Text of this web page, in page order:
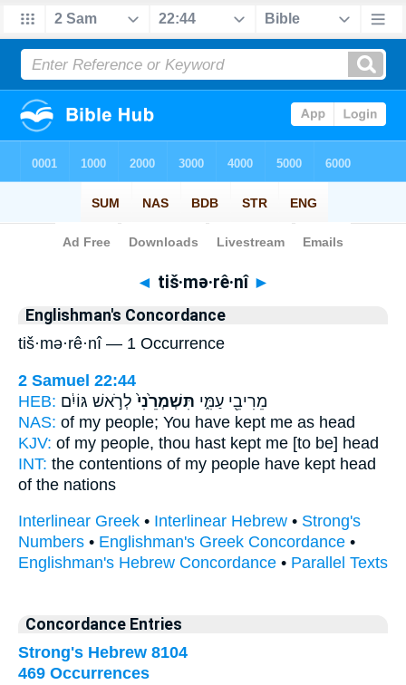
Bible> Strong's > Hebrew
◄ tiš·mə·rê·nî ►
Englishman's Concordance
tiš·mə·rê·nî — 1 Occurrence
2 Samuel 22:44
HEB:
מֵרִיבֵ֖י עַמִּ֑י תִּשְׁמְרֵ֙נִי֙ לְרֹ֣אשׁ גּוֹיִ֔ם
NAS: of my people; You have kept me as head
KJV: of my people, thou hast kept me [to be] head
INT: the contentions of my people have kept head
of the nations
Interlinear Greek • Interlinear Hebrew • Strong's
Numbers • Englishman's Greek Concordance •
Englishman's Hebrew Concordance • Parallel Texts
Concordance Entries
Strong's Hebrew 8104
469 Occurrences